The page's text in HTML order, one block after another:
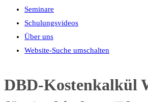
Seminare
Schulungsvideos
Über uns
Website-Suche umschalten
DBD-Kostenkalkül